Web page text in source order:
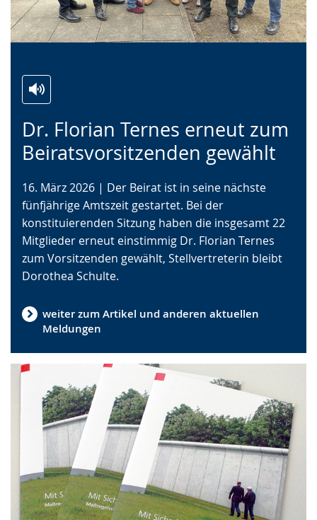
Dr. Florian Ternes erneut zum
Beiratsvorsitzenden gewählt
Leichten
Sprache
wechseln.
Audio-
Unterstützung.
Video
in
Deutscher
Gebärdensprache
wird
angezeigt.
16. März 2026 | Der Beirat ist in seine nächste
fünfjährige Amtszeit gestartet. Bei der
konstituierenden Sitzung haben die insgesamt 22
Mitglieder erneut einstimmig Dr. Florian Ternes
zum Vorsitzenden gewählt, Stellvertreterin bleibt
Dorothea Schulte.
weiter zum Artikel und anderen aktuellen
Meldungen